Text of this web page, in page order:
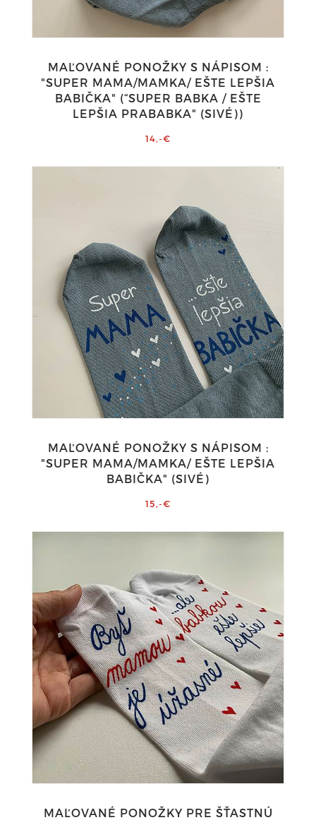
MAĽOVANÉ PONOŽKY S NÁPISOM :
"SUPER MAMA/MAMKA/ EŠTE LEPŠIA
BABIČKA" (“SUPER BABKA / EŠTE
LEPŠIA PRABABKA" (SIVÉ))
14,-€
MAĽOVANÉ PONOŽKY S NÁPISOM :
"SUPER MAMA/MAMKA/ EŠTE LEPŠIA
BABIČKA" (SIVÉ)
15,-€
MAĽOVANÉ PONOŽKY PRE ŠŤASTNÚ